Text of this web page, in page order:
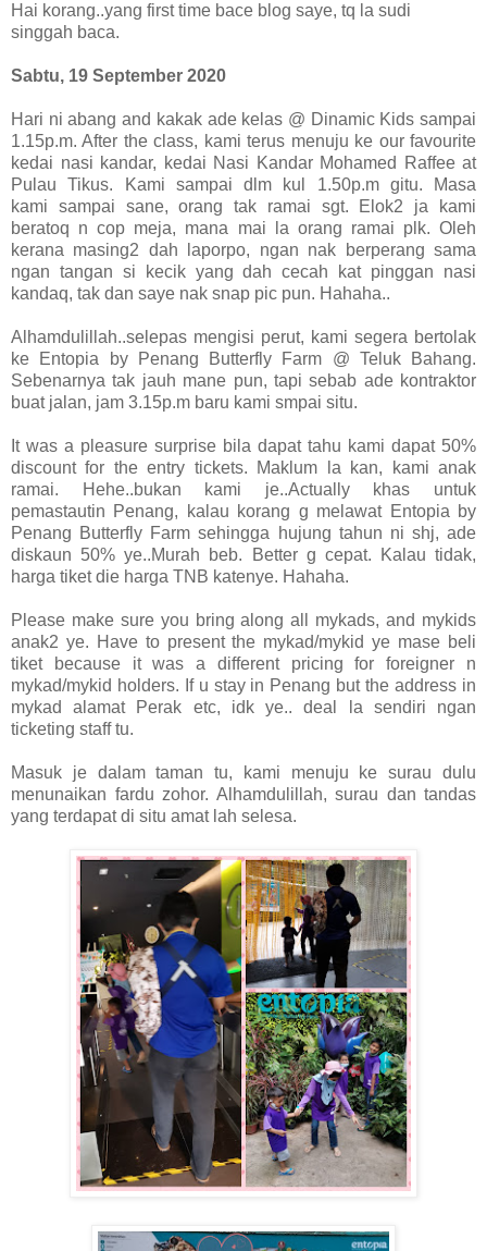
Hai korang..yang first time bace blog saye, tq la sudi
singgah baca.
Sabtu, 19 September 2020
Hari ni abang and kakak ade kelas @ Dinamic Kids sampai
1.15p.m. After the class, kami terus menuju ke our favourite
kedai nasi kandar, kedai Nasi Kandar Mohamed Raffee at
Pulau Tikus. Kami sampai dlm kul 1.50p.m gitu. Masa
kami sampai sane, orang tak ramai sgt. Elok2 ja kami
beratoq n cop meja, mana mai la orang ramai plk. Oleh
kerana masing2 dah laporpo, ngan nak berperang sama
ngan tangan si kecik yang dah cecah kat pinggan nasi
kandaq, tak dan saye nak snap pic pun. Hahaha..
Alhamdulillah..selepas mengisi perut, kami segera bertolak
ke Entopia by Penang Butterfly Farm @ Teluk Bahang.
Sebenarnya tak jauh mane pun, tapi sebab ade kontraktor
buat jalan, jam 3.15p.m baru kami smpai situ.
It was a pleasure surprise bila dapat tahu kami dapat 50%
discount for the entry tickets. Maklum la kan, kami anak
ramai. Hehe..bukan kami je..Actually khas untuk
pemastautin Penang, kalau korang g melawat Entopia by
Penang Butterfly Farm sehingga hujung tahun ni shj, ade
diskaun 50% ye..Murah beb. Better g cepat. Kalau tidak,
harga tiket die harga TNB katenye. Hahaha.
Please make sure you bring along all mykads, and mykids
anak2 ye. Have to present the mykad/mykid ye mase beli
tiket because it was a different pricing for foreigner n
mykad/mykid holders. If u stay in Penang but the address in
mykad alamat Perak etc, idk ye.. deal la sendiri ngan
ticketing staff tu.
Masuk je dalam taman tu, kami menuju ke surau dulu
menunaikan fardu zohor. Alhamdulillah, surau dan tandas
yang terdapat di situ amat lah selesa.